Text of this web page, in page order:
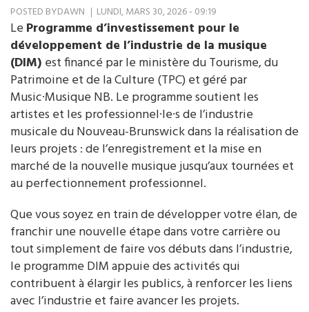
POSTED BYDAWN LUNDI, MARS 30, 2026 - 09:19
Le Programme d’investissement pour le
développement de l’industrie de la musique
(DIM) est financé par le ministère du Tourisme, du
Patrimoine et de la Culture (TPC) et géré par
Music·Musique NB. Le programme soutient les
artistes et les professionnel·le·s de l’industrie
musicale du Nouveau-Brunswick dans la réalisation de
leurs projets : de l’enregistrement et la mise en
marché de la nouvelle musique jusqu’aux tournées et
au perfectionnement professionnel.
Que vous soyez en train de développer votre élan, de
franchir une nouvelle étape dans votre carrière ou
tout simplement de faire vos débuts dans l’industrie,
le programme DIM appuie des activités qui
contribuent à élargir les publics, à renforcer les liens
avec l’industrie et faire avancer les projets.